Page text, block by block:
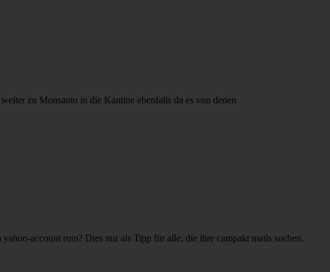
zu Monsanto in die Kantine ebenfalls da es von denen
account rum? Dies nur als Tipp für alle, die ihre campakt mails suchen.